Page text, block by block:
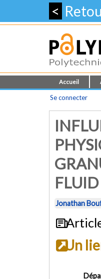
<
Accueil
Se connecter
Jonathan
Un